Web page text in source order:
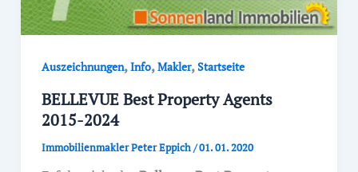
Auszeichnungen,Info,Makler,Startseite
BELLEVUE Best Property Agents
2015-2024
Immobilienmakler Peter Eppich/01. 01. 2020